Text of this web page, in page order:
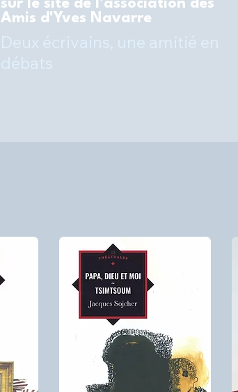
sur le site de l'association des
Amis d'Yves Navarre